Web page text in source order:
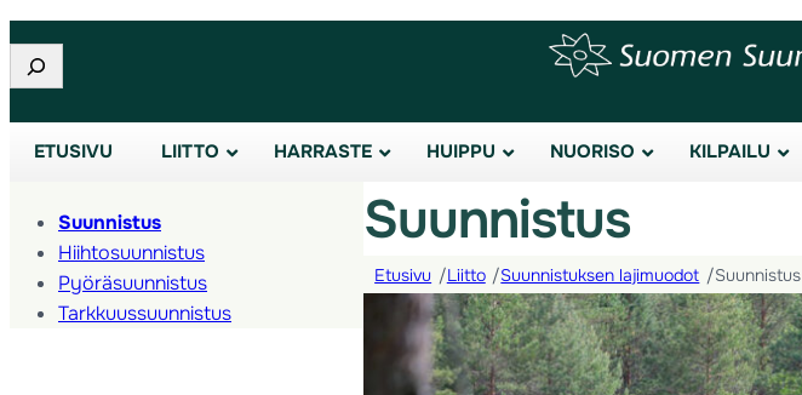
Etsi
ETUSIVU LIITTO HARRASTE HUIPPU NUORISO KILPAILU
Suunnistus
Hiihtosuunnistus
Pyöräsuunnistus
Tarkkuussuunnistus
Suunnistus
Etusivu /Liitto /Suunnistuksen lajimuodot /Suunnistus